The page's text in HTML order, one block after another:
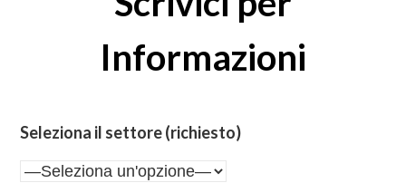
Informazioni
Seleziona il settore (richiesto)